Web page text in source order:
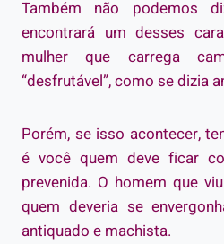
Também não podemos
encontrará um desses
mulher que carrega
“desfrutável”, como se dizia
Porém, se isso acontecer,
é você quem deve ficar
prevenida. O homem que
quem deveria se
antiquado e machista.